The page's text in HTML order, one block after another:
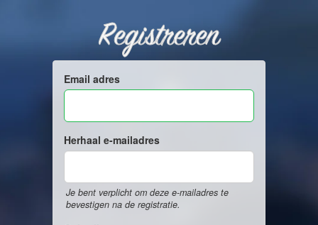
Registreren
Email adres
Herhaal e-mailadres
Je bent verplicht om deze e-mailadres te
bevestigen na de registratie.